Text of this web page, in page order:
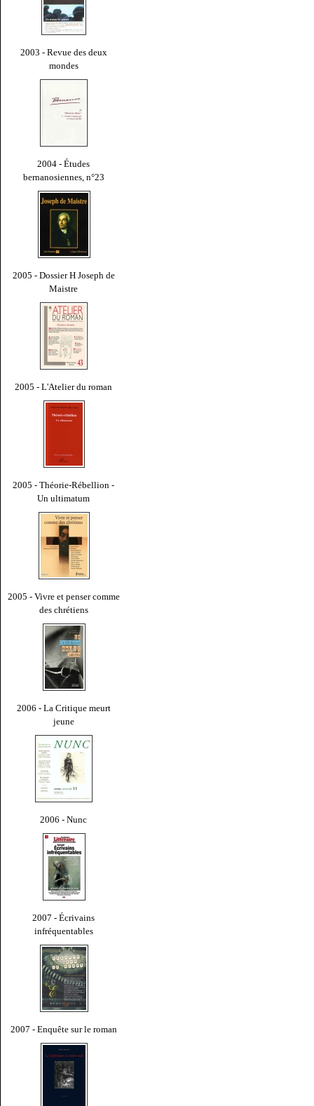
2003 - Revue des deux
mondes
2004 - Études
bernanosiennes, n°23
2005 - Dossier H Joseph de
Maistre
2005 - L'Atelier du roman
2005 - Théorie-Rébellion -
Un ultimatum
2005 - Vivre et penser comme
des chrétiens
2006 - La Critique meurt
jeune
2006 - Nunc
2007 - Écrivains
infréquentables
2007 - Enquête sur le roman